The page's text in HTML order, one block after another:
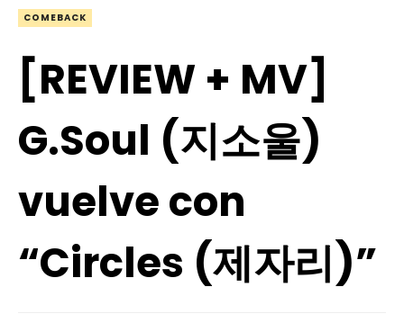
COMEBACK
[REVIEW + MV]
G.Soul (지소울)
vuelve con
“Circles (제자리)”